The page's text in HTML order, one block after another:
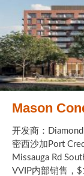
Mason
开发商：
密西沙加Port
Missauga Rd
VVIP内部销售，